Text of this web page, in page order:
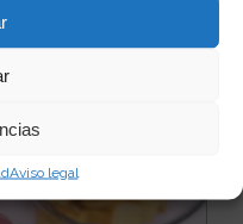
Aviso legal